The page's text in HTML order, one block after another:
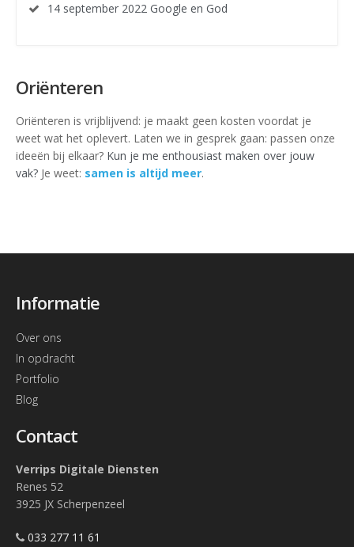
14 september 2022 Google en God
Oriënteren
Oriënteren is vrijblijvend: je maakt geen kosten voordat je
weet wat het oplevert. Laten we in gesprek gaan: passen onze
ideeën bij elkaar? Kun je me enthousiast maken over jouw
vak? Je weet: samen is altijd meer.
Informatie
Over ons
In opdracht
Portfolio
Blog
Contact
Verrips Digitale Diensten
Renes 52
3925 JX Scherpenzeel
033 277 11 61